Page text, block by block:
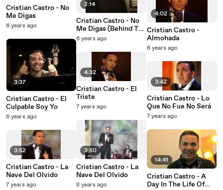
Cristian Castro - No
Me Digas
6 years ago
3:37
Cristian Castro - El
Culpable Soy Yo
6 years ago
3:52
Cristian Castro - La
Nave Del Olvido
7 years ago
2:14
Cristian Castro - No
Me Digas (Behind The
Scenes)
6 years ago
4:32
Cristian Castro - El
Triste
7 years ago
3:50
Cristian Castro - La
Nave Del Olvido
8 years ago
4:02
Cristian Castro -
Almohada
6 years ago
3:42
Cristian Castro - Lo
Que No Fue No Será
7 years ago
14:41
Cristian Castro - A
Day In The Life Of